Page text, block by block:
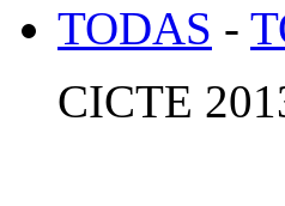
TODAS -
CICTE